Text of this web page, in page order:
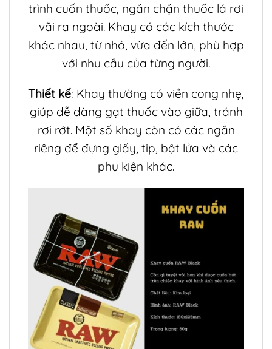
trình cuốn thuốc, ngăn chặn thuốc lá rơi
vãi ra ngoài. Khay có các kích thước
khác nhau, từ nhỏ, vừa đến lớn, phù hợp
với nhu cầu của từng người.
Thiết kế: Khay thường có viền cong nhẹ,
giúp dễ dàng gạt thuốc vào giữa, tránh
rơi rớt. Một số khay còn có các ngăn
riêng để đựng giấy, tip, bật lửa và các
phụ kiện khác.